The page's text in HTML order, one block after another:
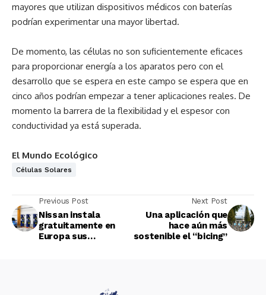
mayores que utilizan dispositivos médicos con baterías
podrían experimentar una mayor libertad.
De momento, las células no son suficientemente eficaces
para proporcionar energía a los aparatos pero con el
desarrollo que se espera en este campo se espera que en
cinco años podrían empezar a tener aplicaciones reales. De
momento la barrera de la flexibilidad y el espesor con
conductividad ya está superada.
El Mundo Ecológico
Células Solares
Previous Post
Nissan instala
gratuitamente en
Europa sus
Next Post
Una aplicación que
hace aún más
sostenible el “bicing”